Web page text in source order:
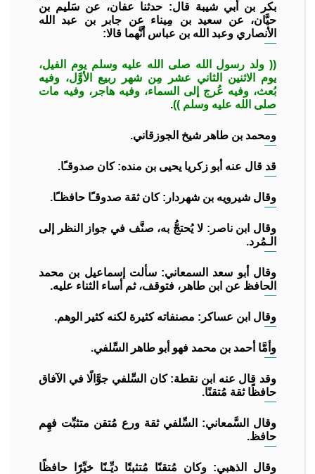
بكر بن أبي شيبة قال: حدثنا عفان، عن سَليم بن
حيَّان، عن سعيد بن مِيناء عن جابر بن عبد الله
الأنصاري وعبد الله بن عباس أنَّهما قالا:
(( ولد رسول الله صلى الله عليه وسلم يوم الفيل،
يوم الاثنين الثاني عشر مِن شهر ربيع الأوَّل، وفيه
بُعث، وفيه عُرج إلى السماء، وفيه هاجر، وفيه مات
صلى الله عليه وسلم )).
ومحمد بن طاهر شيخ الجوزقاني.
قد قال عنه أبو زكريا يحيى بن منده: كان صدوقـًا.
وقال شيرويه بن شهردار: كان ثقة صدوقـًا حافظـًا.
وقال ابن ناصر: لا يُحتجُّ به، صنَّف في جواز النظر إلى
الـمُرد.
وقال أبو سعد السمعاني: سألت إسماعيل بن محمد
الحافظ عن ابن طاهر، فتوقف، ثم أساء الثناء عليه.
وقال ابن عساكر: مصنفاته كثيرة لكنه كثير الوهم.
وأمَّا أحمد بن محمد فهو أبو طاهر السِّلفي.
وقد قال عنه ابن نقطة: كان السِّلفي جوَّالًا في الآفاق
حافظًا ثقة مُتقنًا.
وقال السَّمعاني: السِّلفي ثقة ورع مُتقن متثبِّت فهِم
حافظ.
وقال الذهبي: وكان مُتقنًا مُتثبتًا ديِّـنًا خيِّرًا حافظًا